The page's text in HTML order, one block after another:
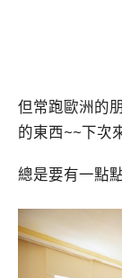
但常跑歐洲的
的東西~~下次
總是要有一點